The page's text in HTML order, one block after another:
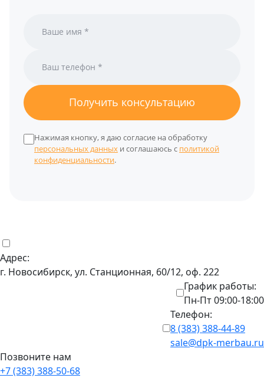
Получить консультацию
Нажимая кнопку, я даю согласие на обработку
персональных данных и соглашаюсь с политикой
конфиденциальности.
Адрес:
г. Новосибирск, ул. Станционная, 60/12, оф. 222
График работы:
Пн-Пт 09:00-18:00
Телефон:
8 (383) 388-44-89
sale@dpk-merbau.ru
Позвоните нам
+7 (383) 388-50-68